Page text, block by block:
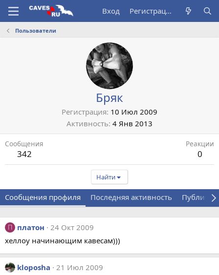
Вход Регистрация
Пользователи
Бряк
Регистрация 10 Июл 2009
Активность 4 Янв 2013
Сообщения
342
Реакции
0
Найти
Сообщения профиля Последняя активность
П платон
24 Окт 2009
хеллоу начинающим кавесам)))
kloposha
21 Июл 2009